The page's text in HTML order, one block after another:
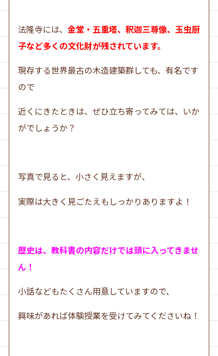
法隆寺には、 金堂・五重塔、釈迦三尊像、玉虫厨
子など多くの文化財が残されています。
現存する世界最古の木造建築群しても、有名です
ので
近くにきたときは、ぜひ立ち寄ってみては、いか
がでしょうか？
写真で見ると、小さく見えますが、
実際は大きく見ごたえもしっかりありますよ！
歴史は、教科書の内容だけでは頭に入ってきませ
ん！
小話などもたくさん用意していますので、
興味があれば体験授業を受けてみてくださいね！